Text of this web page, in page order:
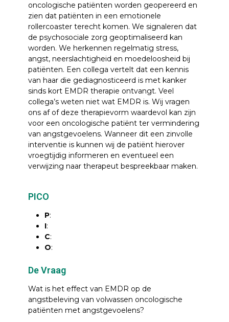
oncologische patiënten worden geopereerd en
zien dat patiënten in een emotionele
rollercoaster terecht komen. We signaleren dat
de psychosociale zorg geoptimaliseerd kan
worden. We herkennen regelmatig stress,
angst, neerslachtigheid en moedeloosheid bij
patiënten. Een collega vertelt dat een kennis
van haar die gediagnosticeerd is met kanker
sinds kort EMDR therapie ontvangt. Veel
collega’s weten niet wat EMDR is. Wij vragen
ons af of deze therapievorm waardevol kan zijn
voor een oncologische patiënt ter vermindering
van angstgevoelens. Wanneer dit een zinvolle
interventie is kunnen wij de patiënt hierover
vroegtijdig informeren en eventueel een
verwijzing naar therapeut bespreekbaar maken.
PICO
P:
I:
C:
O:
De Vraag
Wat is het effect van EMDR op de
angstbeleving van volwassen oncologische
patiënten met angstgevoelens?